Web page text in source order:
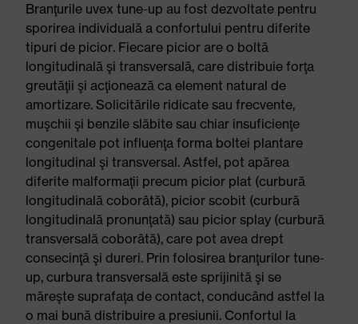
Branţurile uvex tune-up au fost dezvoltate pentru
sporirea individuală a confortului pentru diferite
tipuri de picior. Fiecare picior are o boltă
longitudinală şi transversală, care distribuie forţa
greutăţii şi acţionează ca element natural de
amortizare. Solicitările ridicate sau frecvente,
muşchii şi benzile slăbite sau chiar insuficienţe
congenitale pot influenţa forma boltei plantare
longitudinal şi transversal. Astfel, pot apărea
diferite malformaţii precum picior plat (curbură
longitudinală coborâtă), picior scobit (curbură
longitudinală pronunţată) sau picior splay (curbură
transversală coborâtă), care pot avea drept
consecinţă şi dureri. Prin folosirea branţurilor tune-
up, curbura transversală este sprijinită şi se
măreşte suprafaţa de contact, conducând astfel la
o mai bună distribuire a presiunii. Confortul la